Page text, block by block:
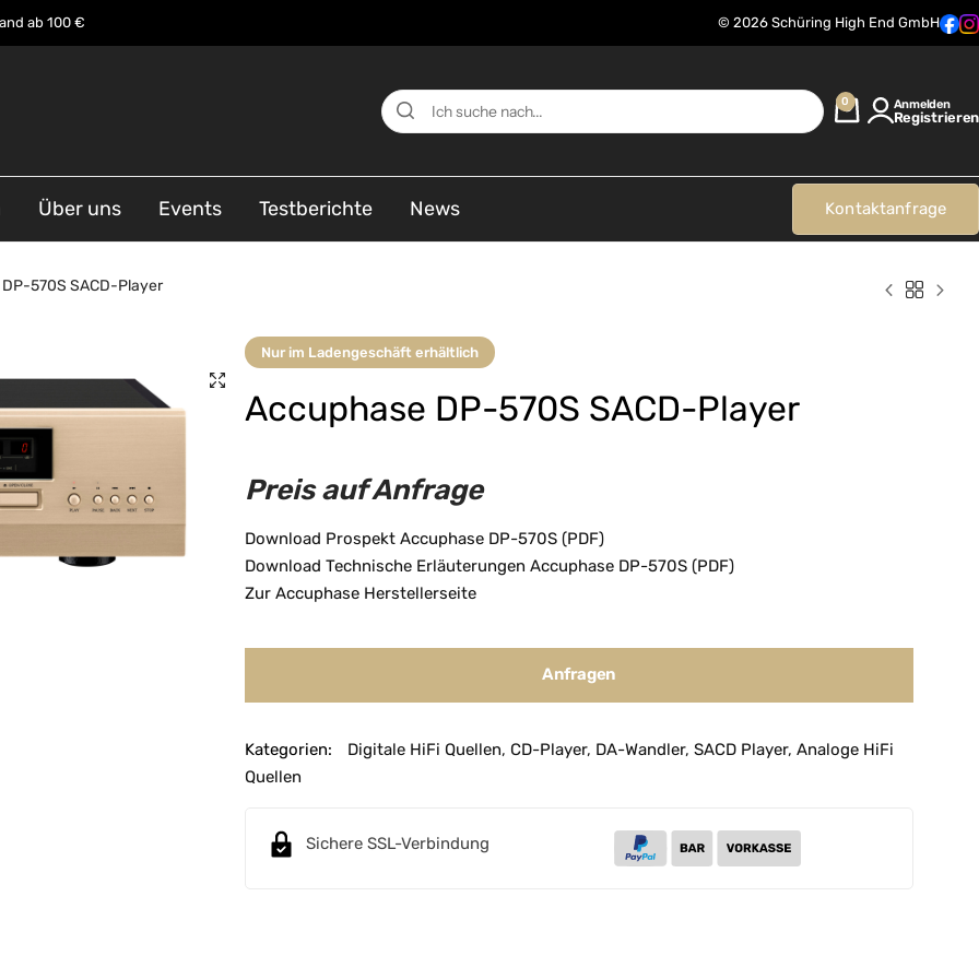
ab 100 € © 2026 Schüring High End GmbH
0 Anmelden
Registrieren
Über uns Events Testberichte News Kontaktanfrage
570S SACD-Player
Nur im Ladengeschäft erhältlich
Accuphase DP-570S SACD-Player
Preis auf Anfrage
Download Prospekt Accuphase DP-570S (PDF)
Download Technische Erläuterungen Accuphase DP-570S (PDF)
Zur Accuphase Herstellerseite
Anfragen
Kategorien: Digitale HiFi Quellen, CD-Player, DA-Wandler, SACD Player, Analoge HiFi
Quellen
Sichere SSL-Verbindung